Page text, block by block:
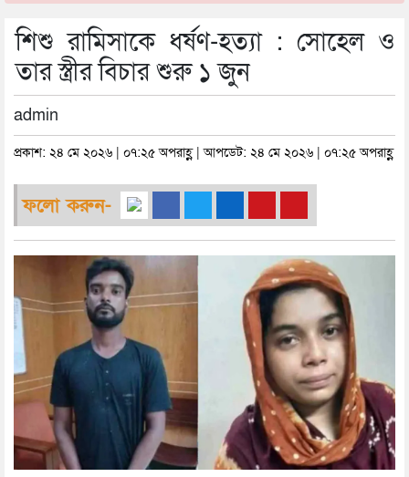
শিশু রামিসাকে ধর্ষণ-হত্যা : সোহেল ও
তার স্ত্রীর বিচার শুরু ১ জুন
admin
প্রকাশ: ২৪ মে ২০২৬ | ০৭:২৫ অপরাহ্ণ | আপডেট: ২৪ মে ২০২৬ | ০৭:২৫ অপরাহ্ণ
ফলো করুন-